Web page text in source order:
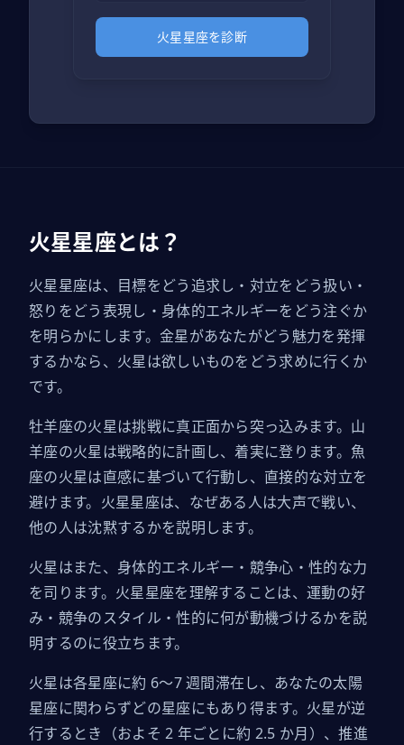
火星星座を診断
火星星座とは？
火星星座は、目標をどう追求し・対立をどう扱い・
怒りをどう表現し・身体的エネルギーをどう注ぐか
を明らかにします。金星があなたがどう魅力を発揮
するかなら、火星は欲しいものをどう求めに行くか
です。
牡羊座の火星は挑戦に真正面から突っ込みます。山
羊座の火星は戦略的に計画し、着実に登ります。魚
座の火星は直感に基づいて行動し、直接的な対立を
避けます。火星星座は、なぜある人は大声で戦い、
他の人は沈黙するかを説明します。
火星はまた、身体的エネルギー・競争心・性的な力
を司ります。火星星座を理解することは、運動の好
み・競争のスタイル・性的に何が動機づけるかを説
明するのに役立ちます。
火星は各星座に約 6〜7 週間滞在し、あなたの太陽
星座に関わらずどの星座にもあり得ます。火星が逆
行するとき（およそ 2 年ごとに約 2.5 か月）、推進